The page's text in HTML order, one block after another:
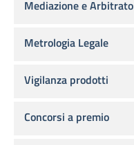
Mediazione e Arbitrato
Metrologia Legale
Vigilanza prodotti
Concorsi a premio